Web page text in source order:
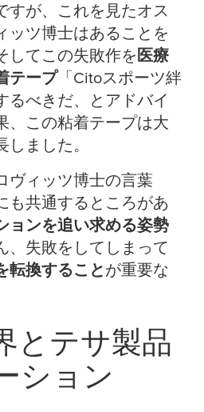
すが、これを見たオス
ッツ博士はあることを
してこの失敗作を 医療
テープ「Citoスポーツ絆
るべきだ、とアドバイ
、この粘着テープは大
しました。
ヴィッツ博士の言葉
も共通するところがあ
ョンを追い求める姿勢
、失敗をしてしまって
転換することが重要な
とテサ製品
ション